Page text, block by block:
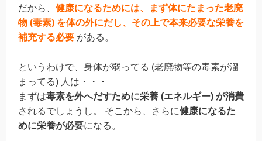
だから、 健康になるためには、まず体にたまった老廃
物 (毒素) を体の外にだし、その上で本来必要な栄養を
補充する必要 がある。
というわけで、身体が弱ってる (老廃物等の毒素が溜
まってる) 人は・・・
まずは毒素を外へだすために栄養 (エネルギー) が消費
されるでしょうし。 そこから、さらに健康になるた
めに栄養が必要になる。